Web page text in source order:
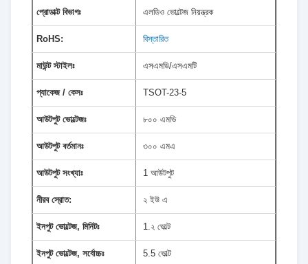
প্রোডাক্ট বিভাগঃ এলডিও ভোল্টেজ নিয়ন্ত্রক
RoHS: বিস্তারিত
মাউন্ট স্টাইলঃ এসএমডি/এসএমটি
প্যাকেজ / কেসঃ TSOT-23-5
আউটপুট ভোল্টেজঃ ৮০০ এমভি
আউটপুট বর্তমানঃ ৩০০ এমএ
আউটপুট সংখ্যাঃ 1 আউটপুট
নীরব স্রোত: ২ ইউ এ
ইনপুট ভোল্টেজ, মিনিটঃ 1.২ ভোল্ট
ইনপুট ভোল্টেজ, সর্বোচ্চঃ 5.5 ভোল্ট